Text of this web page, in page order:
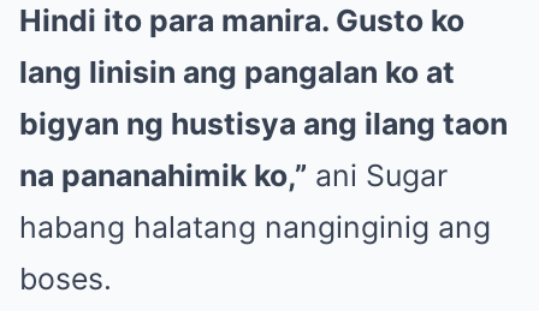
Hindi ito para manira. Gusto ko
lang linisin ang pangalan ko at
bigyan ng hustisya ang ilang taon
na pananahimik ko,” ani Sugar
habang halatang nanginginig ang
boses.